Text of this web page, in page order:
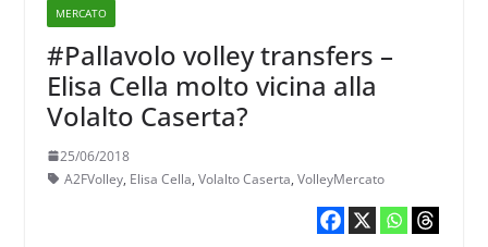
MERCATO
#Pallavolo volley transfers –
Elisa Cella molto vicina alla
Volalto Caserta?
25/06/2018
A2FVolley, Elisa Cella, Volalto Caserta, VolleyMercato